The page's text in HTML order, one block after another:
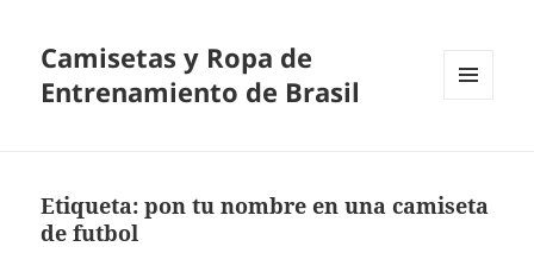
Camisetas y Ropa de
Entrenamiento de Brasil
Etiqueta:pon tu nombre en una camiseta
de futbol